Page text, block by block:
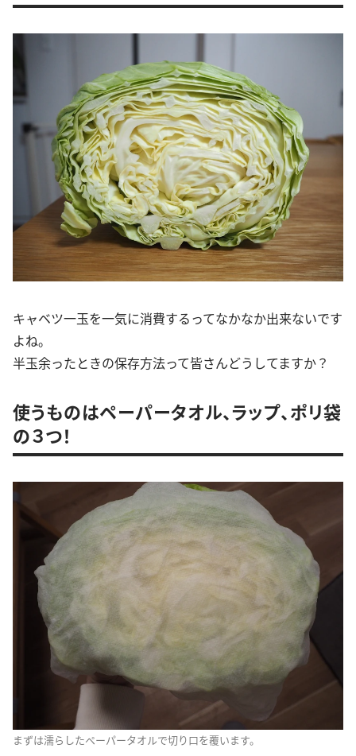
キャベツ一玉を一気に消費するってなかなか出来ないです
よね。
半玉余ったときの保存方法って皆さんどうしてますか？
使うものはペーパータオル、ラップ、ポリ袋
の３つ！
まずは濡らしたペーパータオルで切り口を覆います。